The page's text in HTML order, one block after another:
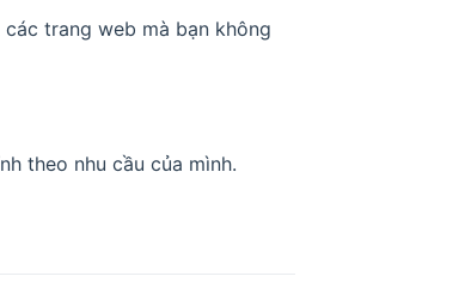
trang web mà bạn không
theo nhu cầu của mình.